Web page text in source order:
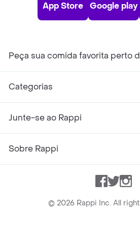
App Store Google play
Peça sua comida favorita perto
Categorias
Junte-se ao Rappi
Sobre Rappi
Facebook
Twitter
© 2026 Rappi Inc. All